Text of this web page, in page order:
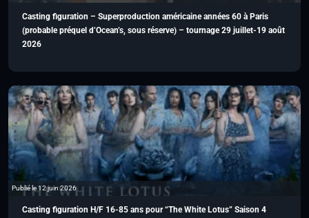
Casting figuration – Superproduction américaine années 60 à Paris
(probable préquel d’Ocean’s, sous réserve) – tournage 29 juillet-19 août
2026
Publié le 12 juin 2026
Casting figuration H/F 16-85 ans pour “The White Lotus” Saison 4